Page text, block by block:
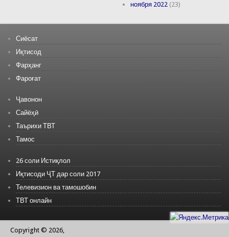
ноября 2022 (23)
Сиёсат
Иқтисод
Фарҳанг
Фароғат
Ҷавонон
Сайёҳӣ
Таърихи ТВТ
Тамос
26 соли Истиқлол
Иқтисоди ҶТ дар соли 2017
Телевизион ва тамошобин
ТВТ онлайн
Copyright © 2026,